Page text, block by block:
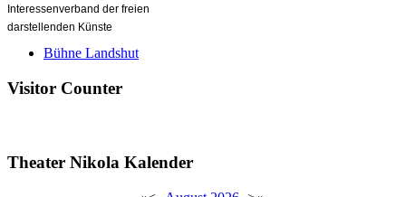
Interessenverband der freien
darstellenden Künste
Bühne Landshut
Visitor Counter
Theater Nikola Kalender